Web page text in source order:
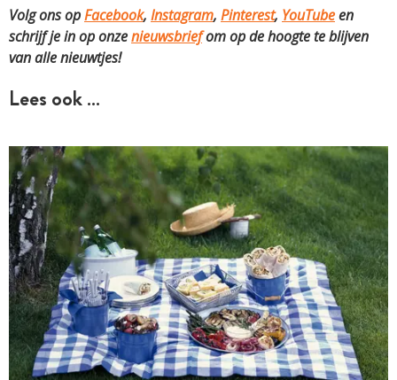
Volg ons opFacebook, Instagram, Pinterest, YouTubeen
schrijf je in op onzenieuwsbriefom op de hoogte te blijven
van alle nieuwtjes!
Lees ook …